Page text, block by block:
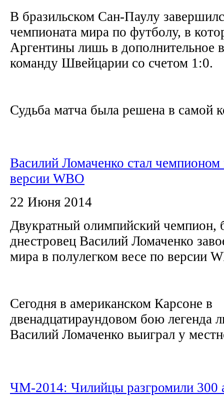
В бразильском Сан-Паулу
чемпионата мира по футболу, в
Аргентины лишь в дополнительное
команду Швейцарии со счетом 1:0.
Судьба матча была решена в самой
Василий Ломаченко стал
версии WBO
22 Июня 2014
Двукратный олимпийский чемпион,
днестровец Василий Ломаченко
мира в полулегком весе по версии
Сегодня в американском Карсоне в
двенадцатираундовом бою легенда
Василий Ломаченко выиграл у
ЧМ-2014: Чилийцы разгромили 300